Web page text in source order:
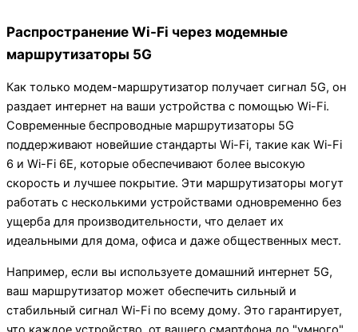
Распространение Wi-Fi через модемные
маршрутизаторы 5G
Как только модем-маршрутизатор получает сигнал 5G, он
раздает интернет на ваши устройства с помощью Wi-Fi.
Современные беспроводные маршрутизаторы 5G
поддерживают новейшие стандарты Wi-Fi, такие как Wi-Fi
6 и Wi-Fi 6E, которые обеспечивают более высокую
скорость и лучшее покрытие. Эти маршрутизаторы могут
работать с несколькими устройствами одновременно без
ущерба для производительности, что делает их
идеальными для дома, офиса и даже общественных мест.
Например, если вы используете домашний интернет 5G,
ваш маршрутизатор может обеспечить сильный и
стабильный сигнал Wi-Fi по всему дому. Это гарантирует,